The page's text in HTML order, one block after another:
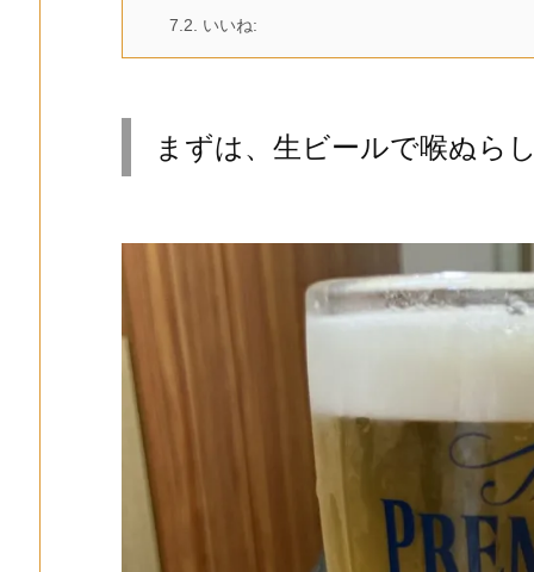
7.2.
いいね:
まずは、生ビールで喉ぬら